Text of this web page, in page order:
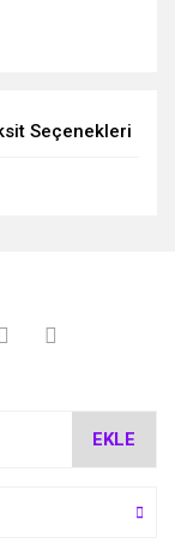
Seçenekleri
EKLE